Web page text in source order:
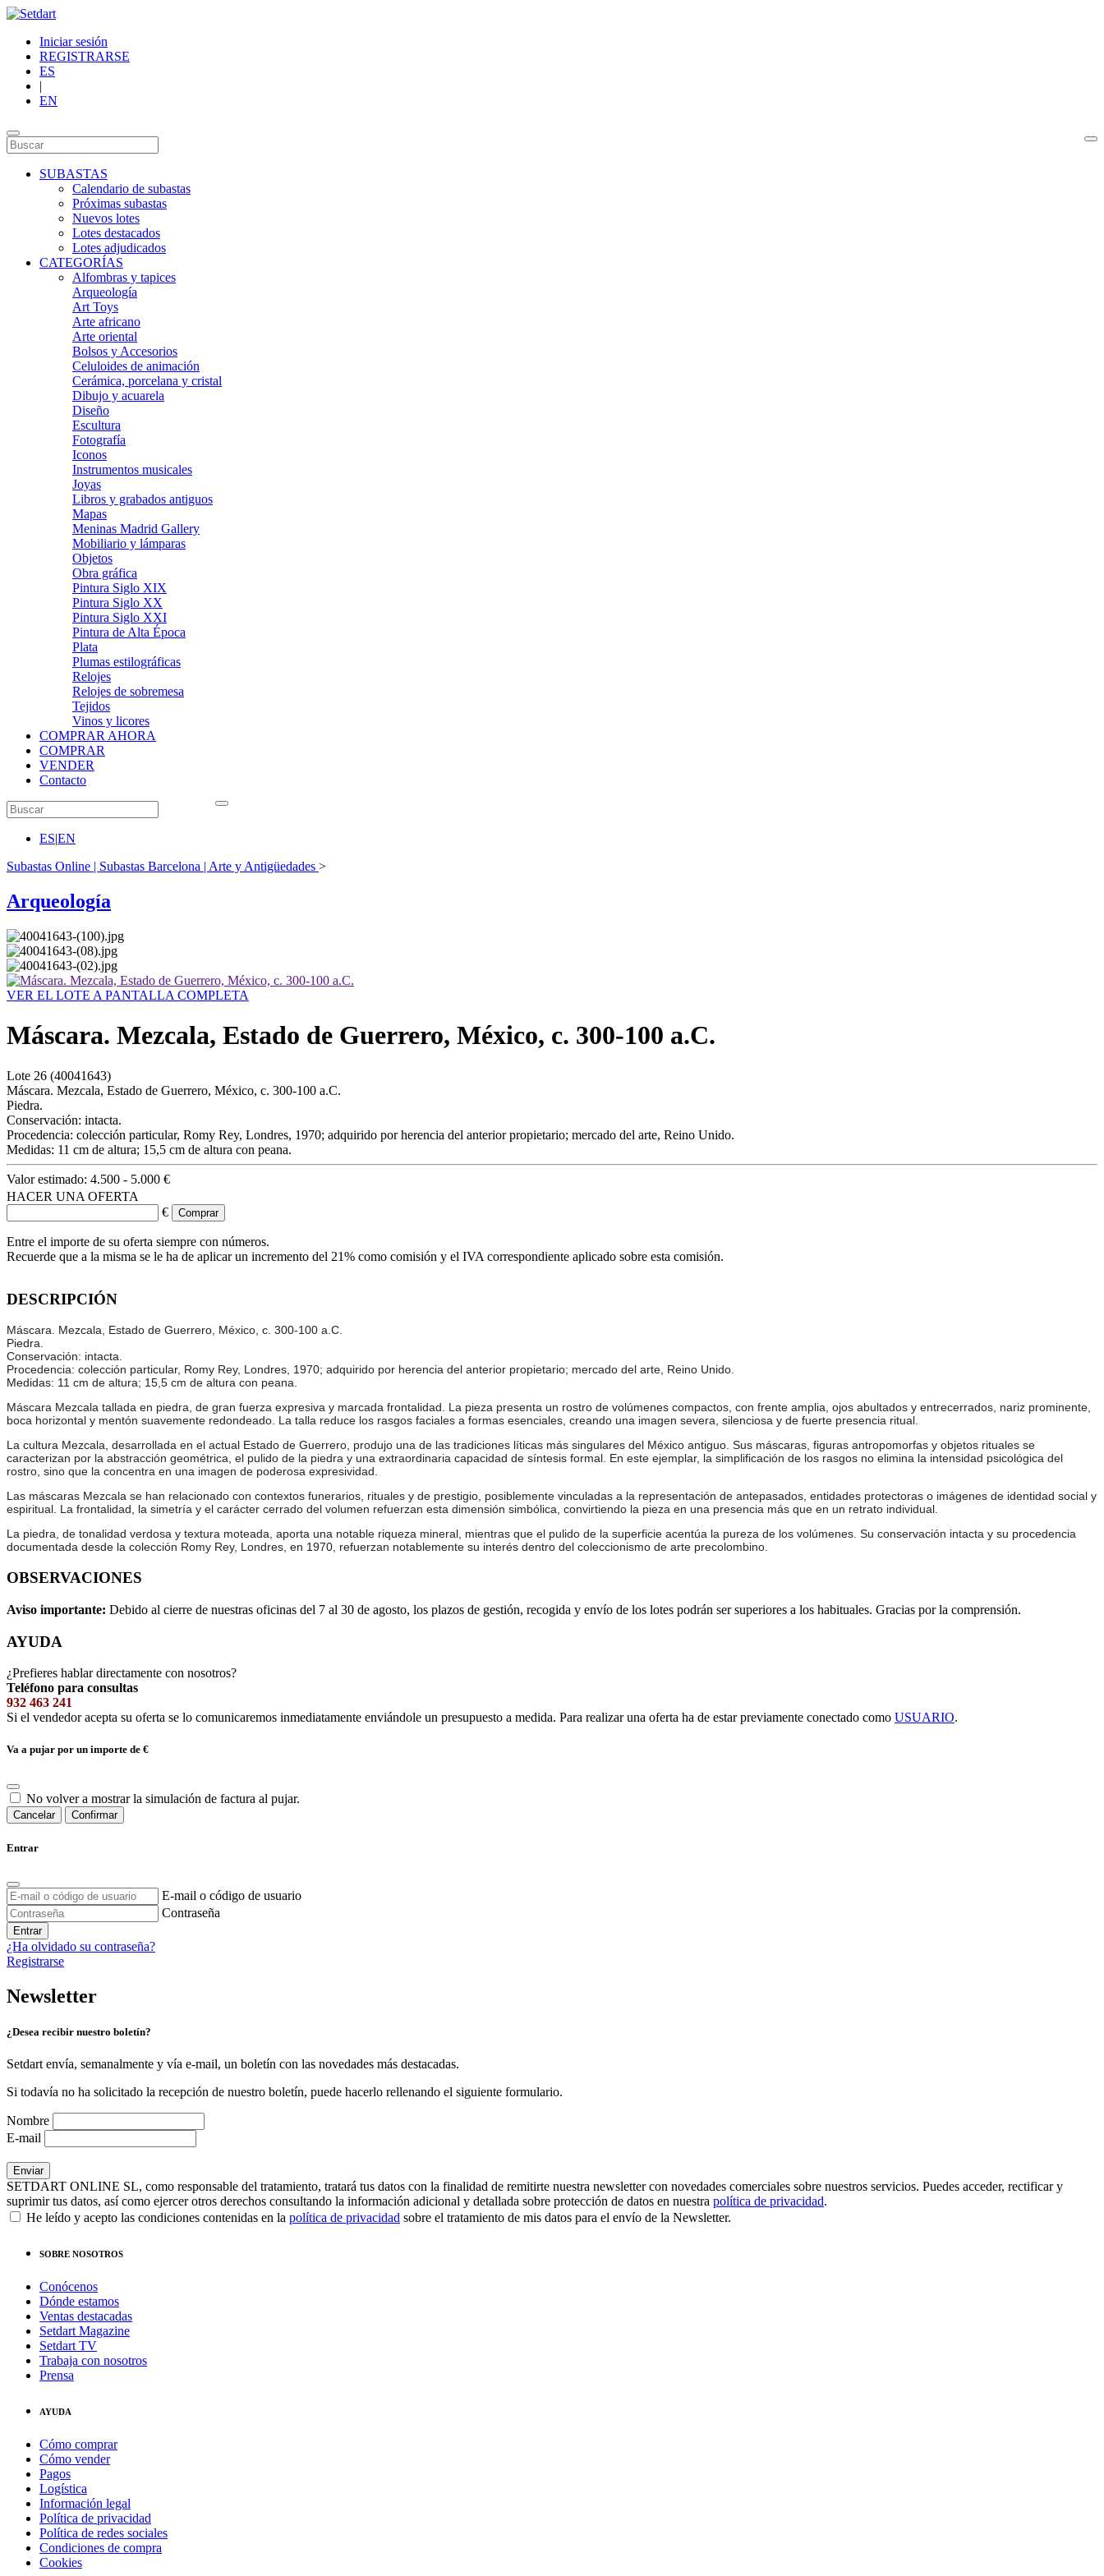
Iniciar sesión
REGISTRARSE
ES
|
EN
SUBASTAS
Calendario de subastas
Próximas subastas
Nuevos lotes
Lotes destacados
Lotes adjudicados
CATEGORÍAS
Alfombras y tapices
Arqueología
Art Toys
Arte africano
Arte oriental
Bolsos y Accesorios
Celuloides de animación
Cerámica, porcelana y cristal
Dibujo y acuarela
Diseño
Escultura
Fotografía
Iconos
Instrumentos musicales
Joyas
Libros y grabados antiguos
Mapas
Meninas Madrid Gallery
Mobiliario y lámparas
Objetos
Obra gráfica
Pintura Siglo XIX
Pintura Siglo XX
Pintura Siglo XXI
Pintura de Alta Época
Plata
Plumas estilográficas
Relojes
Relojes de sobremesa
Tejidos
Vinos y licores
COMPRAR AHORA
COMPRAR
VENDER
Contacto
ES|EN
Subastas Online | Subastas Barcelona | Arte y Antigüedades >
Arqueología
VER EL LOTE A PANTALLA COMPLETA
Máscara. Mezcala, Estado de Guerrero, México, c. 300-100 a.C.
Lote 26 (40041643)
Máscara. Mezcala, Estado de Guerrero, México, c. 300-100 a.C.
Piedra.
Conservación: intacta.
Procedencia: colección particular, Romy Rey, Londres, 1970; adquirido por herencia del anterior propietario; mercado del arte, Reino Unido.
Medidas: 11 cm de altura; 15,5 cm de altura con peana.
Valor estimado: 4.500 - 5.000 €
HACER UNA OFERTA
€
Entre el importe de su oferta siempre con números.
Recuerde que a la misma se le ha de aplicar un incremento del 21% como comisión y el IVA correspondiente aplicado sobre esta comisión.
DESCRIPCIÓN
Máscara. Mezcala, Estado de Guerrero, México, c. 300-100 a.C.
Piedra.
Conservación: intacta.
Procedencia: colección particular, Romy Rey, Londres, 1970; adquirido por herencia del anterior propietario; mercado del arte, Reino Unido.
Medidas: 11 cm de altura; 15,5 cm de altura con peana.
Máscara Mezcala tallada en piedra, de gran fuerza expresiva y marcada frontalidad. La pieza presenta un rostro de volúmenes compactos, con frente amplia, ojos abultados y entrecerrados, nariz prominente,
boca horizontal y mentón suavemente redondeado. La talla reduce los rasgos faciales a formas esenciales, creando una imagen severa, silenciosa y de fuerte presencia ritual.
La cultura Mezcala, desarrollada en el actual Estado de Guerrero, produjo una de las tradiciones líticas más singulares del México antiguo. Sus máscaras, figuras antropomorfas y objetos rituales se
caracterizan por la abstracción geométrica, el pulido de la piedra y una extraordinaria capacidad de síntesis formal. En este ejemplar, la simplificación de los rasgos no elimina la intensidad psicológica del
rostro, sino que la concentra en una imagen de poderosa expresividad.
Las máscaras Mezcala se han relacionado con contextos funerarios, rituales y de prestigio, posiblemente vinculadas a la representación de antepasados, entidades protectoras o imágenes de identidad social y
espiritual. La frontalidad, la simetría y el carácter cerrado del volumen refuerzan esta dimensión simbólica, convirtiendo la pieza en una presencia más que en un retrato individual.
La piedra, de tonalidad verdosa y textura moteada, aporta una notable riqueza mineral, mientras que el pulido de la superficie acentúa la pureza de los volúmenes. Su conservación intacta y su procedencia
documentada desde la colección Romy Rey, Londres, en 1970, refuerzan notablemente su interés dentro del coleccionismo de arte precolombino.
OBSERVACIONES
Aviso importante: Debido al cierre de nuestras oficinas del 7 al 30 de agosto, los plazos de gestión, recogida y envío de los lotes podrán ser superiores a los habituales. Gracias por la comprensión.
AYUDA
¿Prefieres hablar directamente con nosotros?
Teléfono para consultas
932 463 241
Si el vendedor acepta su oferta se lo comunicaremos inmediatamente enviándole un presupuesto a medida. Para realizar una oferta ha de estar previamente conectado como USUARIO.
Va a pujar por un importe de €
No volver a mostrar la simulación de factura al pujar.
Cancelar Confirmar
Entrar
E-mail o código de usuario
Contraseña
Entrar
¿Ha olvidado su contraseña?
Registrarse
Newsletter
¿Desea recibir nuestro boletín?
Setdart envía, semanalmente y vía e-mail, un boletín con las novedades más destacadas.
Si todavía no ha solicitado la recepción de nuestro boletín, puede hacerlo rellenando el siguiente formulario.
Nombre
E-mail
SETDART ONLINE SL, como responsable del tratamiento, tratará tus datos con la finalidad de remitirte nuestra newsletter con novedades comerciales sobre nuestros servicios. Puedes acceder, rectificar y
suprimir tus datos, así como ejercer otros derechos consultando la información adicional y detallada sobre protección de datos en nuestra política de privacidad.
He leído y acepto las condiciones contenidas en la política de privacidad sobre el tratamiento de mis datos para el envío de la Newsletter.
SOBRE NOSOTROS
Conócenos
Dónde estamos
Ventas destacadas
Setdart Magazine
Setdart TV
Trabaja con nosotros
Prensa
AYUDA
Cómo comprar
Cómo vender
Pagos
Logística
Información legal
Política de privacidad
Política de redes sociales
Condiciones de compra
Cookies